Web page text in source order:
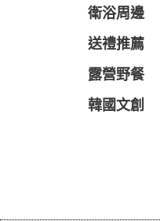
衛浴周邊
送禮推薦
露營野餐
韓國文創